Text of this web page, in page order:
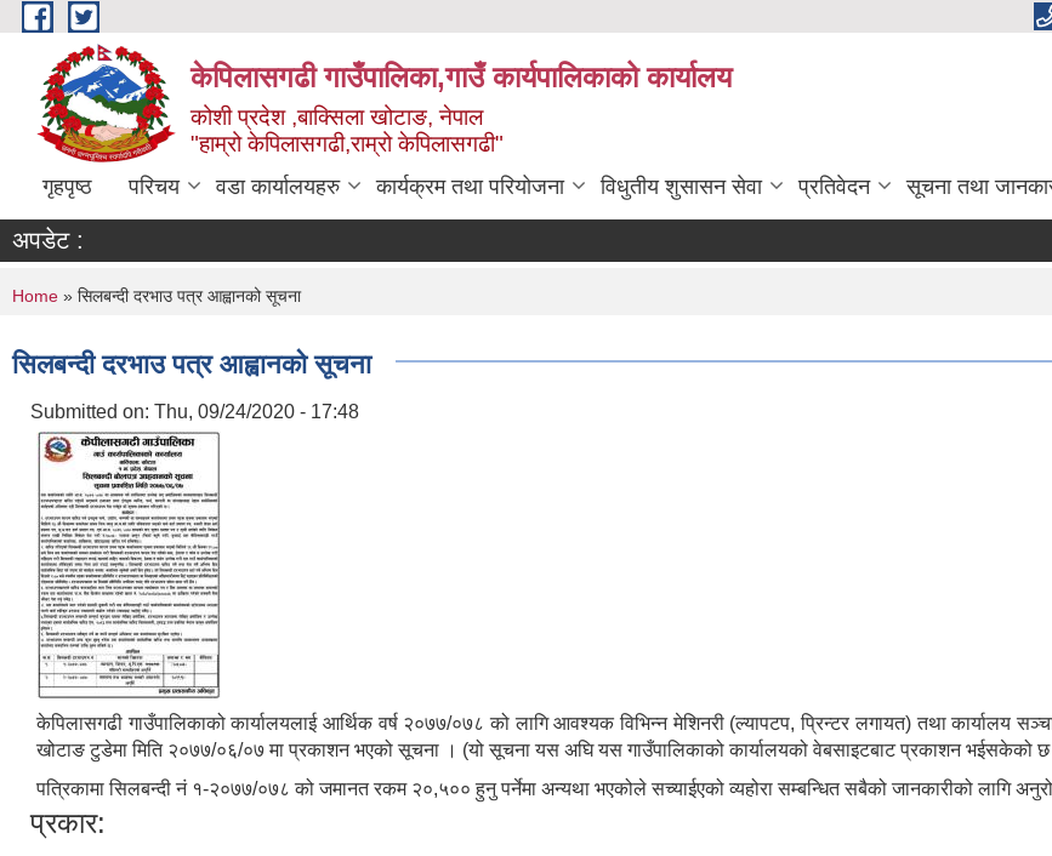
Skip to main content
केपिलासगढी गाउँपालिका,गाउँ कार्यपालिकाको कार्यालय
कोशी प्रदेश ,बाक्सिला खोटाङ, नेपाल
"हाम्रो केपिलासगढी,राम्रो केपिलासगढी"
गृहपृष्ठ परिचय वडा कार्यालयहरु कार्यक्रम तथा परियोजना विधुतीय शुसासन सेवा प्रतिवेदन सूचना तथा
अपडेट :
You are here
Home » सिलबन्दी दरभाउ पत्र आह्वानको सूचना
सिलबन्दी दरभाउ पत्र आह्वानको सूचना
Submitted on: Thu, 09/24/2020 - 17:48
केपिलासगढी गाउँपालिकाको कार्यालयलाई आर्थिक वर्ष २०७७/०७८ को लागि आवश्यक विभिन्न मेशिनरी (ल्यापटप, प्रिन्टर लगायत) तथा कार्यालय
खोटाङ टुडेमा मिति २०७७/०६/०७ मा प्रकाशन भएको सूचना । (यो सूचना यस अघि यस गाउँपालिकाको कार्यालयको वेबसाइटबाट प्रकाशन भईसकेको
पत्रिकामा सिलबन्दी नं १-२०७७/०७८ को जमानत रकम २०,५०० हुनु पर्नेमा अन्यथा भएकोले सच्याईएको व्यहोरा सम्बन्धित सबैको जानकारीको लागि
प्रकार: